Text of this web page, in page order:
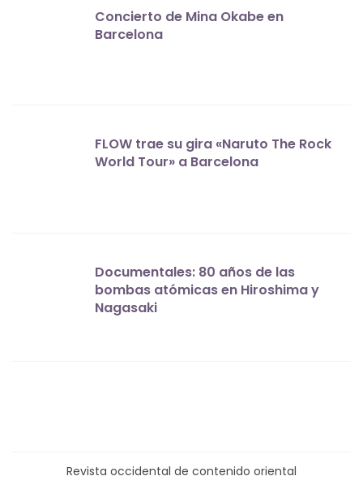
Concierto de Mina Okabe en
Barcelona
FLOW trae su gira «Naruto The Rock
World Tour» a Barcelona
Documentales: 80 años de las
bombas atómicas en Hiroshima y
Nagasaki
Revista occidental de contenido oriental